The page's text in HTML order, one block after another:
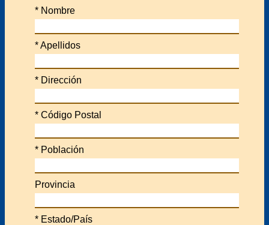
* Nombre
*Apellidos
* Dirección
* Código Postal
* Población
Provincia
* Estado/País